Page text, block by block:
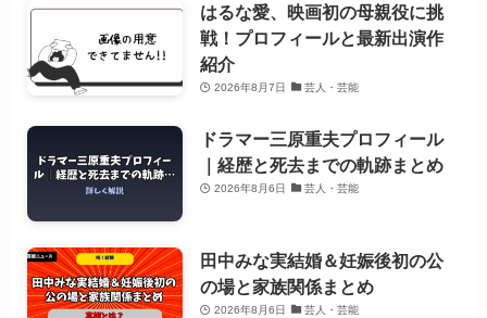
はるな愛、映画初の母親役に挑
戦！プロフィールと最新出演作
紹介
2026年8月7日 芸人・芸能
ドラマー三原重夫プロフィール
｜経歴と死去までの軌跡まとめ
2026年8月6日 芸人・芸能
田中みな実結婚＆妊娠後初の公
の場と家族関係まとめ
2026年8月6日 芸人・芸能